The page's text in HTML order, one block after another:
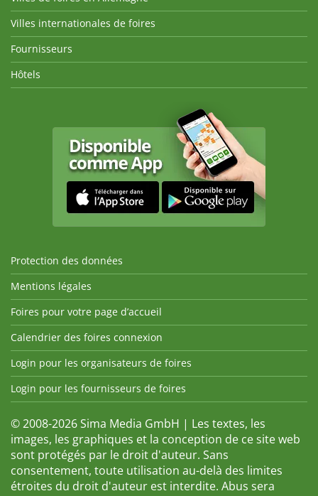
Villes internationales de foires
Fournisseurs
Hôtels
Protection des données
Mentions légales
Foires pour votre page d’accueil
Calendrier des foires connexion
Login pour les organisateurs de foires
Login pour les fournisseurs de foires
© 2008-2026 Sima Media GmbH | Les textes, les
images, les graphiques et la conception de ce site web
sont protégés par le droit d'auteur. Sans
consentement, toute utilisation au-delà des limites
étroites du droit d'auteur est interdite. Abus sera